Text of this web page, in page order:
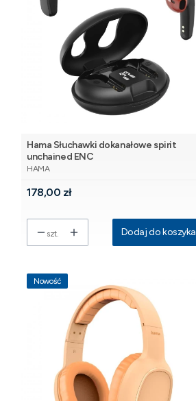
Hama Słuchawki dokanałowe spirit
unchained ENC
PRODUCENT
HAMA
Cena
178,00 zł
szt. Dodaj do koszyka
Nowość